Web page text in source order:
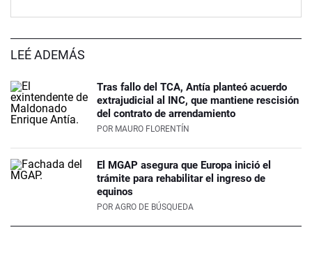
LEÉ ADEMÁS
Tras fallo del TCA, Antía planteó acuerdo
extrajudicial al INC, que mantiene rescisión
del contrato de arrendamiento
POR MAURO FLORENTÍN
El MGAP asegura que Europa inició el
trámite para rehabilitar el ingreso de
equinos
POR AGRO DE BÚSQUEDA